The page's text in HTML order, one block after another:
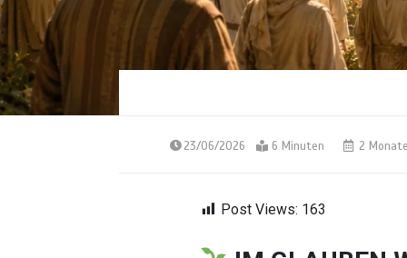
23/06/2026 6 Minuten 2
Post Views: 163